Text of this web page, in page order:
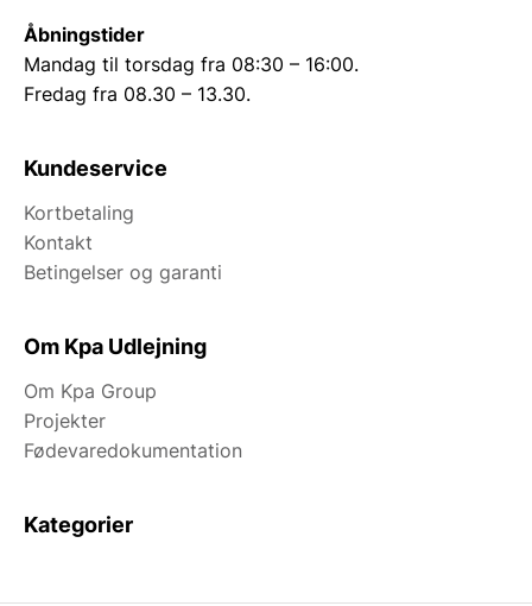
Åbningstider
Mandag til torsdag fra 08:30 – 16:00.
Fredag fra 08.30 – 13.30.
Kundeservice
Kortbetaling
Kontakt
Betingelser og garanti
Om Kpa Udlejning
Om Kpa Group
Projekter
Fødevaredokumentation
Kategorier